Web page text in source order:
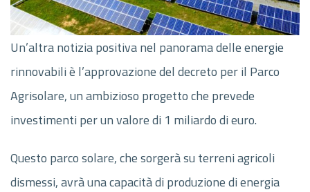
Un’altra notizia positiva nel panorama delle energie
rinnovabili è l’approvazione del decreto per il Parco
Agrisolare, un ambizioso progetto che prevede
investimenti per un valore di 1 miliardo di euro.
Questo parco solare, che sorgerà su terreni agricoli
dismessi, avrà una capacità di produzione di energia